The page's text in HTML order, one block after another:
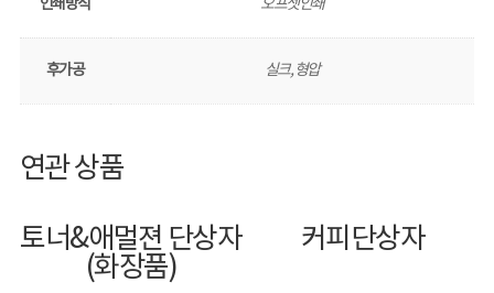
인쇄방식 오프셋인쇄
후가공 실크, 형압
연관 상품
토너&애멀젼 단상자
(화장품)
커피단상자